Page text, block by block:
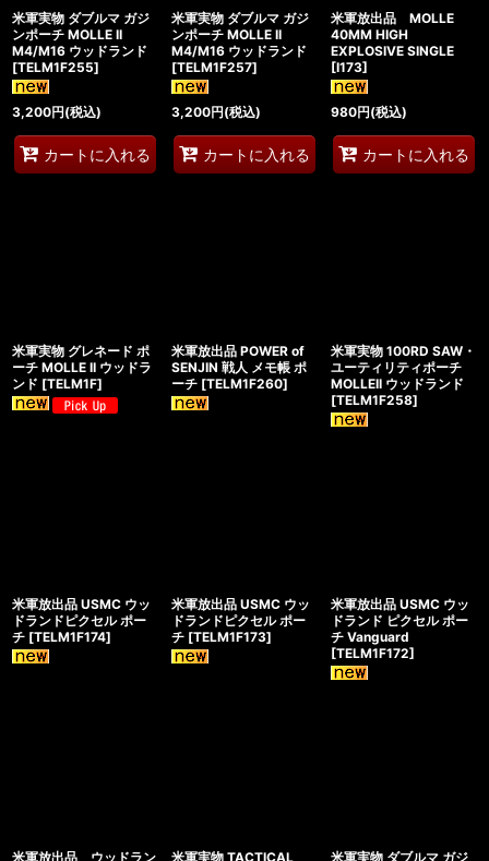
米軍実物 ダブルマ ガジ
ンポーチ MOLLE II
M4/M16 ウッドランド
[TELM1F255]
3,200円(税込)
カートに入れる
米軍実物 ダブルマ ガジ
ンポーチ MOLLE II
M4/M16 ウッドランド
[TELM1F257]
3,200円(税込)
カートに入れる
米軍放出品 MOLLE
40MM HIGH
EXPLOSIVE SINGLE
[I173]
980円(税込)
カートに入れる
米軍実物 グレネード ポ
ーチ MOLLE II ウッドラ
ンド [TELM1F]
米軍放出品 POWER of
SENJIN 戦人 メモ帳 ポ
ーチ [TELM1F260]
米軍実物 100RD SAW・
ユーティリティポーチ
MOLLEII ウッドランド
[TELM1F258]
米軍放出品 USMC ウッ
ドランドピクセル ポー
チ [TELM1F174]
米軍放出品 USMC ウッ
ドランドピクセル ポー
チ [TELM1F173]
米軍放出品 USMC ウッ
ドランド ピクセル ポー
チ Vanguard
[TELM1F172]
米軍放出品 ウッドラン 米軍実物 TACTICAL 米軍実物 ダブルマ ガジ